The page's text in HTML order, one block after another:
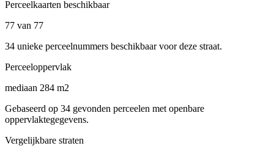
Perceelkaarten beschikbaar
77 van 77
34 unieke perceelnummers beschikbaar voor deze straat.
Perceeloppervlak
mediaan 284 m2
Gebaseerd op 34 gevonden perceelen met openbare
oppervlaktegegevens.
Vergelijkbare straten